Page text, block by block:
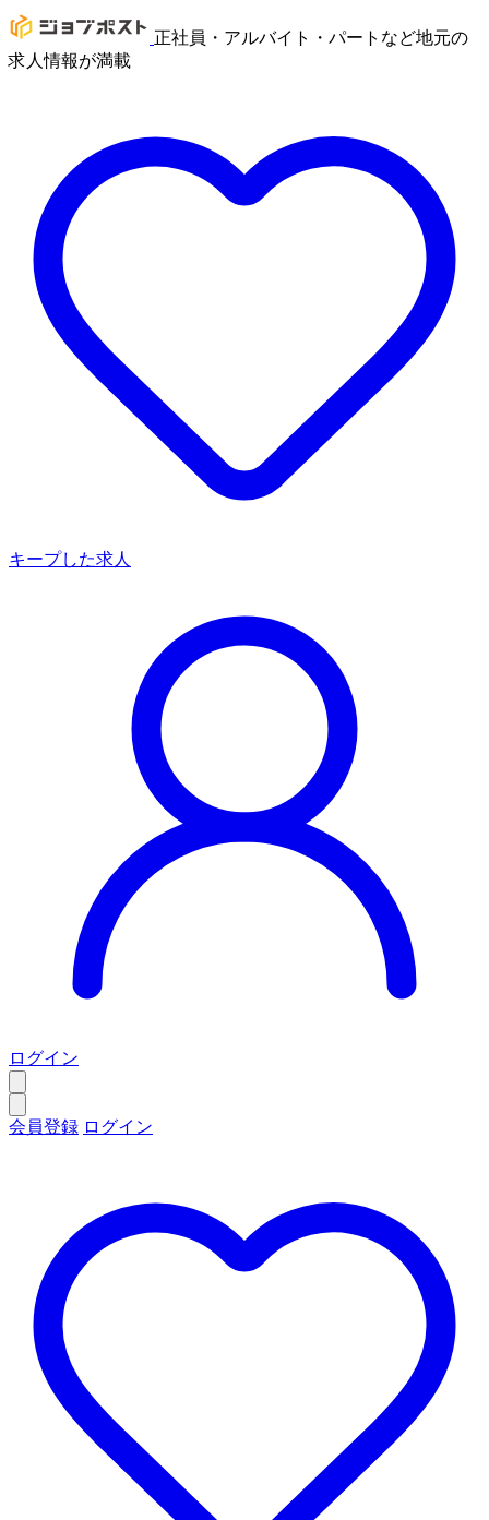
正社員・アルバイト・パートなど地元の
求人情報が満載
キープした求人
ログイン
会員登録 ログイン